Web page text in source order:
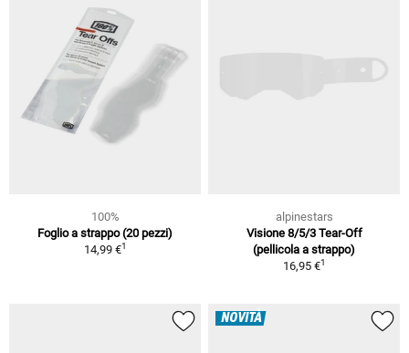
100%
Foglio a strappo (20 pezzi)
14,99 €1
alpinestars
Visione 8/5/3 Tear-Off
(pellicola a strappo)
16,95 €1
NOVITÀ